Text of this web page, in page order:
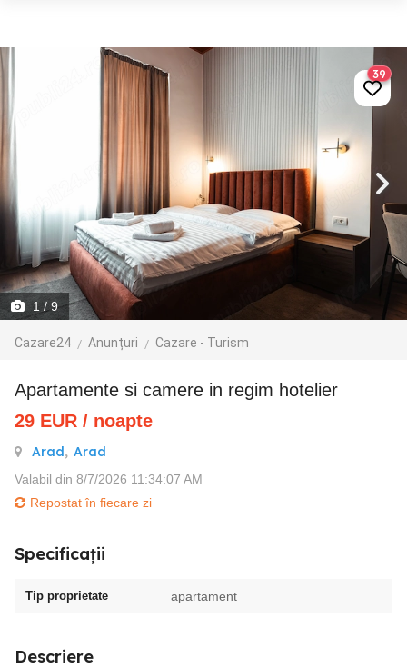
1 / 9
Cazare24 Anunțuri Cazare - Turism
39
Apartamente si camere in regim hotelier
29 EUR / noapte
Arad, Arad
Valabil din 8/7/2026 11:34:07 AM
Repostat în fiecare zi
Specificații
Tip proprietate apartament
Descriere